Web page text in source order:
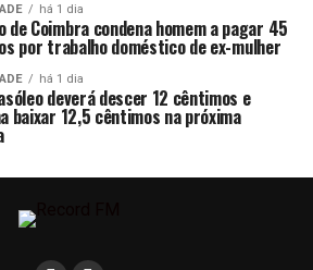
há 1 dia
de Coimbra condena homem a pagar 45
por trabalho doméstico de ex-mulher
há 1 dia
deverá descer 12 cêntimos e
baixar 12,5 cêntimos na próxima